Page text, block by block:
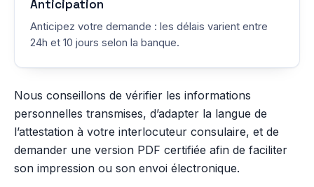
Anticipation
Anticipez votre demande : les délais varient entre
24h et 10 jours selon la banque.
Nous conseillons de vérifier les informations
personnelles transmises, d’adapter la langue de
l’attestation à votre interlocuteur consulaire, et de
demander une version PDF certifiée afin de faciliter
son impression ou son envoi électronique.